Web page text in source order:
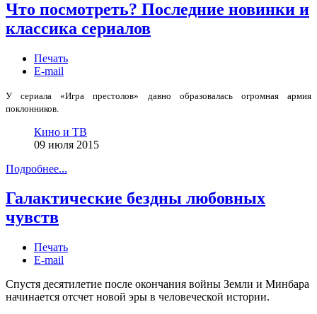
Что посмотреть? Последние новинки и
классика сериалов
Печать
E-mail
У сериала «Игра престолов» давно образовалась огромная армия
поклонников.
Кино и ТВ
09 июля 2015
Подробнее...
Галактические бездны любовных
чувств
Печать
E-mail
Спустя десятилетие после окончания войны Земли и Минбара
начинается отсчет новой эры в человеческой истории.